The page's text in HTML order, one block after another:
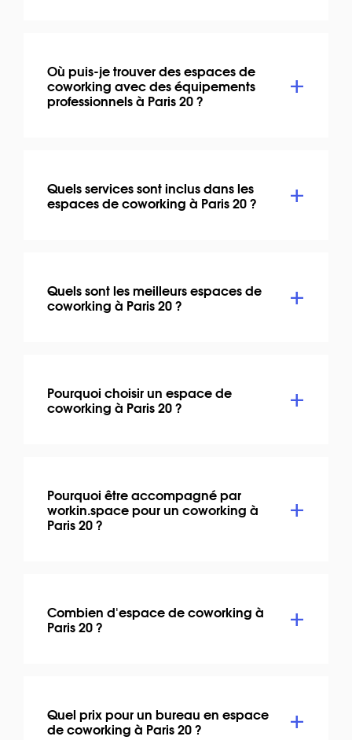
Où puis-je trouver des espaces de
coworking avec des équipements
professionnels à Paris 20 ?
Quels services sont inclus dans les
espaces de coworking à Paris 20 ?
Quels sont les meilleurs espaces de
coworking à Paris 20 ?
Pourquoi choisir un espace de
coworking à Paris 20 ?
Pourquoi être accompagné par
workin.space pour un coworking à
Paris 20 ?
Combien d'espace de coworking à
Paris 20 ?
Quel prix pour un bureau en espace
de coworking à Paris 20 ?